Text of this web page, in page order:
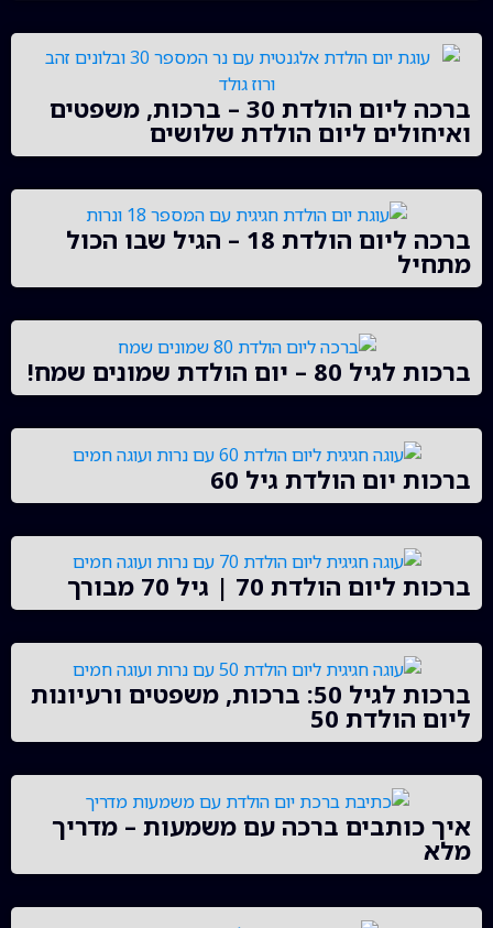
ברכה ליום הולדת 30 – ברכות, משפטים
ואיחולים ליום הולדת שלושים
ברכה ליום הולדת 18 – הגיל שבו הכול
מתחיל
ברכות לגיל 80 – יום הולדת שמונים שמח!
ברכות יום הולדת גיל 60
ברכות ליום הולדת 70 | גיל 70 מבורך
ברכות לגיל 50: ברכות, משפטים ורעיונות
ליום הולדת 50
איך כותבים ברכה עם משמעות – מדריך
מלא